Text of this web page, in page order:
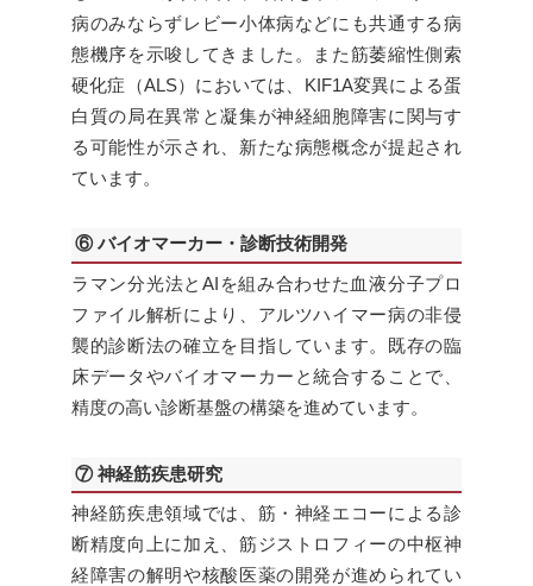
病のみならずレビー小体病などにも共通する病
態機序を示唆してきました。また筋萎縮性側索
硬化症（ALS）においては、KIF1A変異による蛋
白質の局在異常と凝集が神経細胞障害に関与す
る可能性が示され、新たな病態概念が提起され
ています。
⑥ バイオマーカー・診断技術開発
ラマン分光法とAIを組み合わせた血液分子プロ
ファイル解析により、アルツハイマー病の非侵
襲的診断法の確立を目指しています。既存の臨
床データやバイオマーカーと統合することで、
精度の高い診断基盤の構築を進めています。
⑦ 神経筋疾患研究
神経筋疾患領域では、筋・神経エコーによる診
断精度向上に加え、筋ジストロフィーの中枢神
経障害の解明や核酸医薬の開発が進められてい